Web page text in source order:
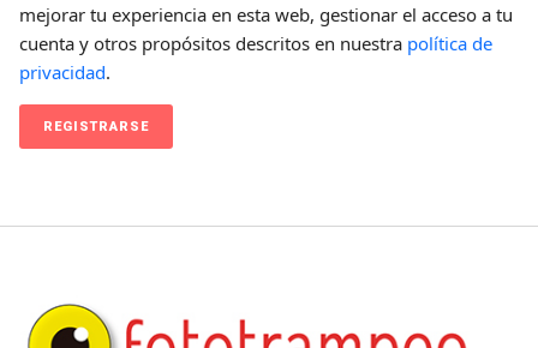
mejorar tu experiencia en esta web, gestionar el acceso a tu
cuenta y otros propósitos descritos en nuestra política de
privacidad.
REGISTRARSE